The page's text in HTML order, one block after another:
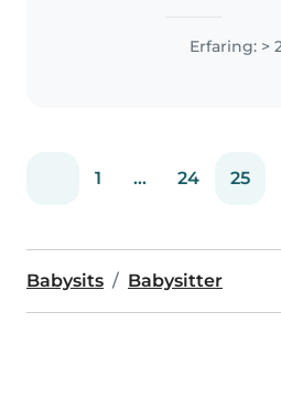
omsorgsfuld
være
Erfaring: >
1 ... 24 25
Babysits Babysitter